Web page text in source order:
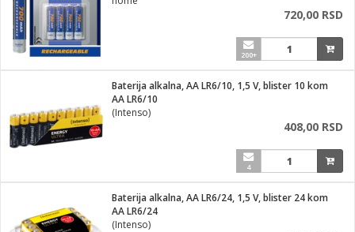
720,00 RSD
200+
Baterija alkalna, AA LR6/10, 1,5 V, blister 10 kom
AA LR6/10
(Intenso)
408,00 RSD
4
Baterija alkalna, AA LR6/24, 1,5 V, blister 24 kom
AA LR6/24
(Intenso)